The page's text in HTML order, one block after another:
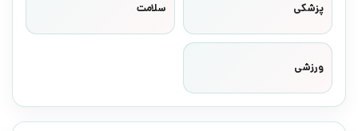
پزشکی سلامت
ورزشی